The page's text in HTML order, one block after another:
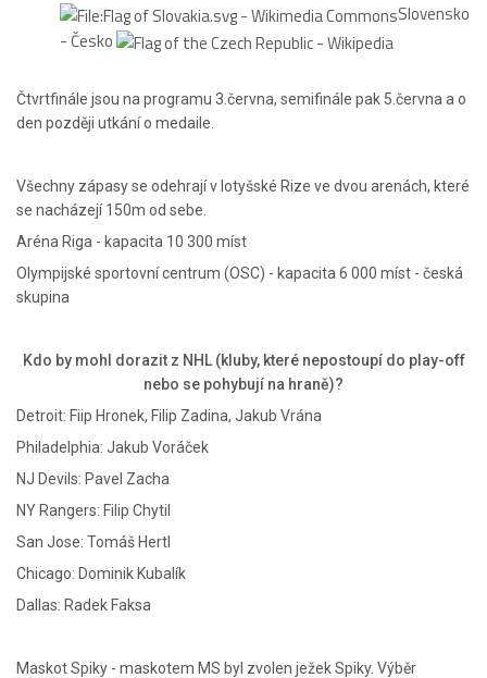
Slovensko
- Česko
Čtvrtfinále jsou na programu 3.června, semifinále pak 5.června a o
den později utkání o medaile.
Všechny zápasy se odehrají v lotyšské Rize ve dvou arenách, které
se nacházejí 150m od sebe.
Aréna Riga - kapacita 10 300 míst
Olympijské sportovní centrum (OSC) - kapacita 6 000 míst - česká
skupina
Kdo by mohl dorazit z NHL (kluby, které nepostoupí do play-off
nebo se pohybují na hraně)?
Detroit: Fiip Hronek, Filip Zadina, Jakub Vrána
Philadelphia: Jakub Voráček
NJ Devils: Pavel Zacha
NY Rangers: Filip Chytil
San Jose: Tomáš Hertl
Chicago: Dominik Kubalík
Dallas: Radek Faksa
Maskot Spiky - maskotem MS byl zvolen ježek Spiky. Výběr